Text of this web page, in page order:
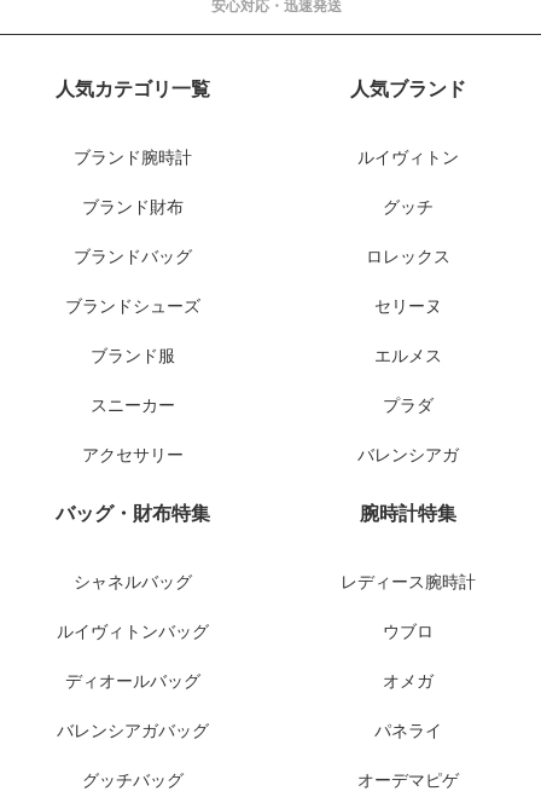
安心対応・迅速発送
人気カテゴリ一覧
ブランド腕時計
ブランド財布
ブランドバッグ
ブランドシューズ
ブランド服
スニーカー
アクセサリー
人気ブランド
ルイヴィトン
グッチ
ロレックス
セリーヌ
エルメス
プラダ
バレンシアガ
バッグ・財布特集
シャネルバッグ
ルイヴィトンバッグ
ディオールバッグ
バレンシアガバッグ
グッチバッグ
腕時計特集
レディース腕時計
ウブロ
オメガ
パネライ
オーデマピゲ